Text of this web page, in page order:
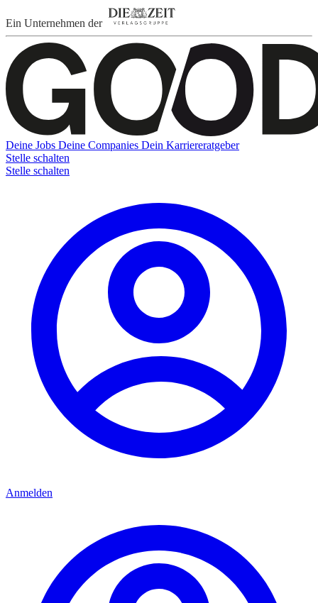
Ein Unternehmen der
Deine Jobs Deine Companies Dein Karriereratgeber
Stelle schalten
Stelle schalten
Anmelden